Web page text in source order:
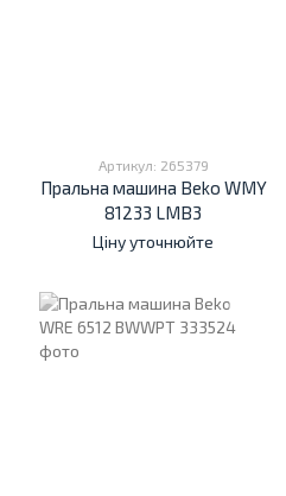
Артикул: 265379
Пральна машина Beko WMY
81233 LMB3
Ціну уточнюйте